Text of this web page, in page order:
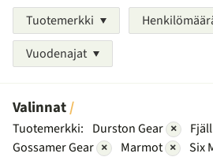
Tuotemerkki
Vuodenajat
Valinnat
Tuotemerkki: Durston Gear ×
Gossamer Gear × Marmot × Six